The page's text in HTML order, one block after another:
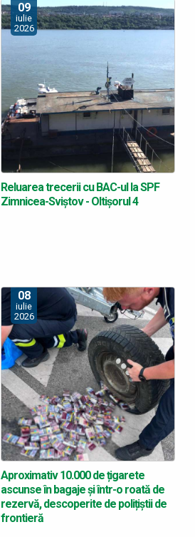
09
iulie
2026
Reluarea trecerii cu BAC-ul la SPF
Zimnicea-Sviștov - Oltișorul 4
08
iulie
2026
Aproximativ 10.000 de țigarete
ascunse în bagaje și într-o roată de
rezervă, descoperite de polițiștii de
frontieră